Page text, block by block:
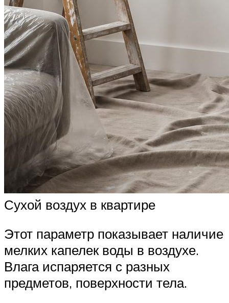
Сухой воздух в квартире
Этот параметр показывает наличие
мелких капелек воды в воздухе.
Влага испаряется с разных
предметов, поверхности тела.